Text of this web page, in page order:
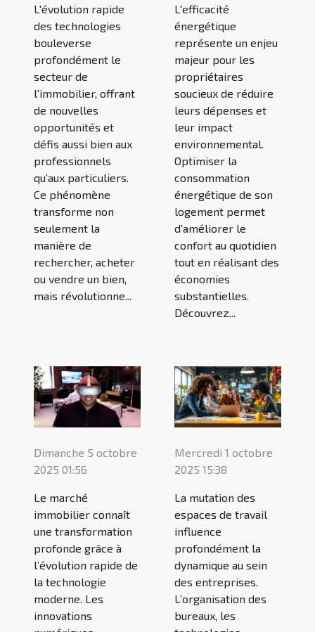
L'évolution rapide
des technologies
bouleverse
profondément le
secteur de
l'immobilier, offrant
de nouvelles
opportunités et
défis aussi bien aux
professionnels
qu’aux particuliers.
Ce phénomène
transforme non
seulement la
manière de
rechercher, acheter
ou vendre un bien,
mais révolutionne...
L'efficacité
énergétique
représente un enjeu
majeur pour les
propriétaires
soucieux de réduire
leurs dépenses et
leur impact
environnemental.
Optimiser la
consommation
énergétique de son
logement permet
d'améliorer le
confort au quotidien
tout en réalisant des
économies
substantielles.
Découvrez...
Dimanche 5 octobre
2025 01:56
Le marché
immobilier connaît
une transformation
profonde grâce à
l’évolution rapide de
la technologie
moderne. Les
innovations
Mercredi 1 octobre
2025 15:38
La mutation des
espaces de travail
influence
profondément la
dynamique au sein
des entreprises.
L’organisation des
bureaux, les